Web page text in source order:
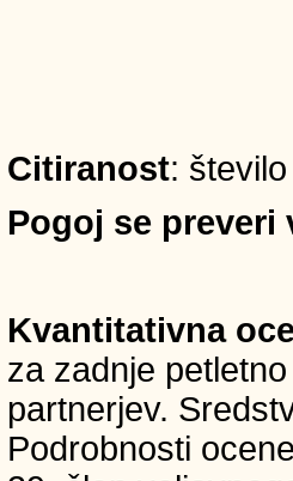
Citiranost:
Pogoj se preveri
Kvantitativna
za zadnje
partnerjev.
Podrobnosti